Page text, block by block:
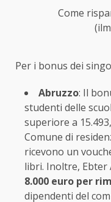
Come
Per i bonus dei
Abruzzo: Il
studenti delle
superiore a
Comune di
ricevono un
libri. Inoltre, Ebter
8.000 euro per
dipendenti del